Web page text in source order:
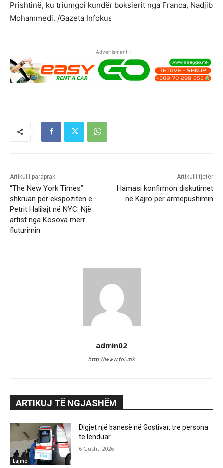
Prishtinë, ku triumgoi kundër boksierit nga Franca, Nadjib
Mohammedi. /Gazeta Infokus
- Advertisment -
Artikulli paraprak
“The New York Times”
shkruan për ekspozitën e
Petrit Halilajt në NYC: Një
artist nga Kosova merr
fluturimin
Artikulli tjetër
Hamasi konfirmon diskutimet
në Kajro për armëpushimin
admin02
http://www.fol.mk
ARTIKUJ TË NGJASHËM
Lajme
Digjet një banesë në Gostivar, tre persona
të lënduar
6 Gusht, 2026